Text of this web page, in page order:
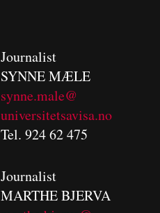
Journalist
SYNNE MÆLE
synne.male@
universitetsavisa.no
Tel. 924 62 475
Journalist
MARTHE BJERVA